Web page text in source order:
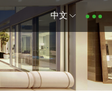
中文